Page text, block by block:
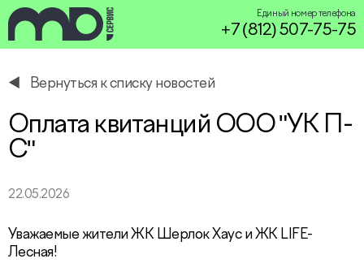
Единый номер телефона
+7 (812) 507-75-75
service@miservice.ru
Вернуться к списку новостей
Оплата квитанций ООО "УК П-
С"
22.05.2026
Уважаемые жители ЖК Шерлок Хаус и ЖК LIFE-
Лесная!